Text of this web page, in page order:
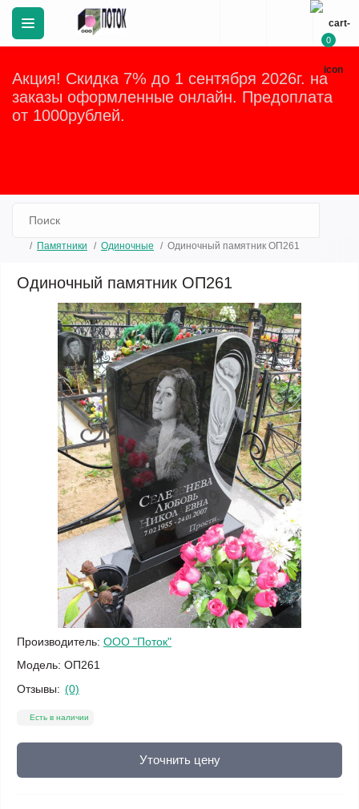
Акция! Скидка 7% до 1 сентября 2026г. на
заказы оформленные онлайн. Предоплата
от 1000рублей.
0
Памятники Одиночные Одиночный памятник ОП261
Одиночный памятник ОП261
Производитель: ООО "Поток"
Модель: ОП261
Отзывы: (0)
Есть в наличии
Уточнить цену